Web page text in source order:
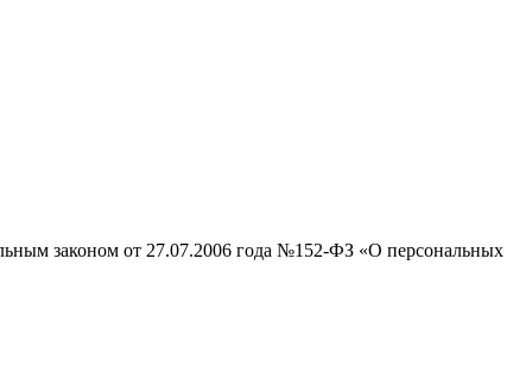
законом от 27.07.2006 года №152-ФЗ «О персональных